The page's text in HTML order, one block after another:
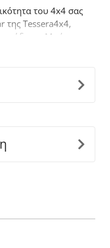
του 4x4 σας
της Tessera4x4,
απόδοση. Με έναν
μοντέρνα
διαστάσεις